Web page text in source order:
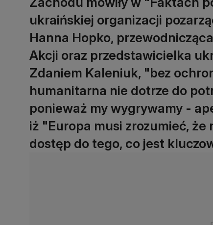
ukraińskiej organizacji
Hanna Hopko,
Akcji oraz przedstawicielka
Zdaniem Kaleniuk, "bez
humanitarna nie dotrze do
ponieważ my wygrywamy -
iż "Europa musi zrozumieć,
dostęp do tego, co jest